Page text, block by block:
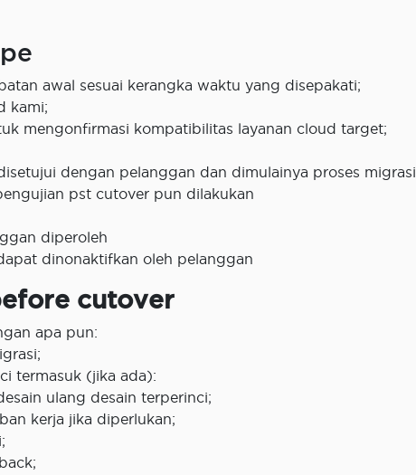
awal sesuai kerangka waktu yang disepakati;
kami;
mengonfirmasi kompatibilitas layanan cloud target;
dengan pelanggan dan dimulainya proses migrasi
pst cutover pun dilakukan
diperoleh
dinonaktifkan oleh pelanggan
cutover
apa pun:
termasuk (jika ada):
ulang desain terperinci;
kerja jika diperlukan;